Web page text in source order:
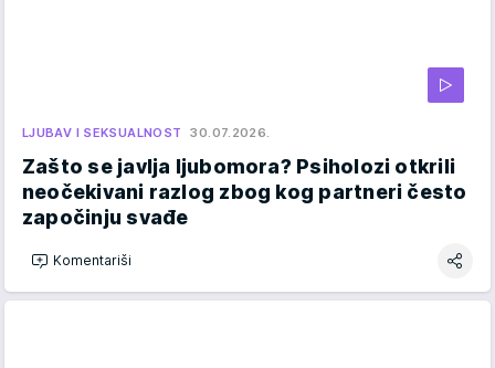
LJUBAV I SEKSUALNOST 30.07.2026.
Zašto se javlja ljubomora? Psiholozi otkrili
neočekivani razlog zbog kog partneri često
započinju svađe
Komentariši